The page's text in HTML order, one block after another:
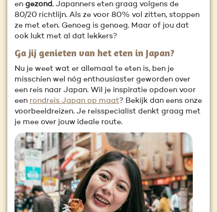
en gezond. Japanners eten graag volgens de
80/20 richtlijn. Als ze voor 80% vol zitten, stoppen
ze met eten. Genoeg is genoeg. Maar of jou dat
ook lukt met al dat lekkers?
Ga jij genieten van het eten in Japan?
Nu je weet wat er allemaal te eten is, ben je
misschien wel nóg enthousiaster geworden over
een reis naar Japan. Wil je inspiratie opdoen voor
een rondreis Japan op maat? Bekijk dan eens onze
voorbeeldreizen. Je reisspecialist denkt graag met
je mee over jouw ideale route.